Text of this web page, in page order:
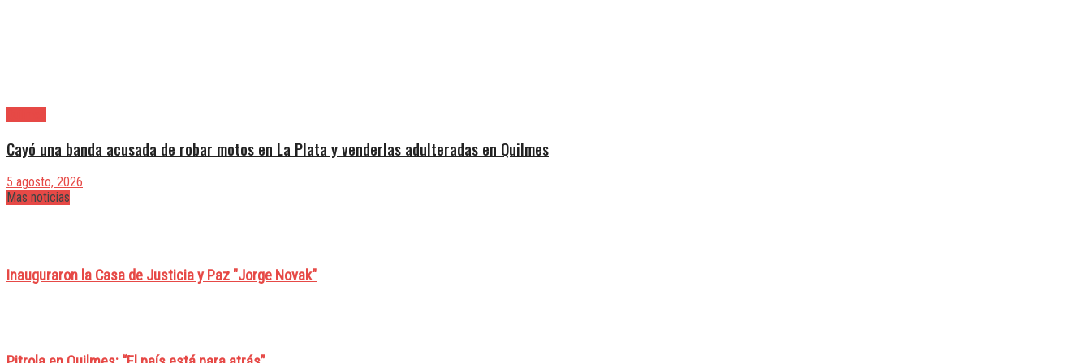
Cayó una banda acusada de robar motos en La Plata y venderlas adulteradas en Quilmes
5 agosto, 2026
Mas noticias
Inauguraron la Casa de Justicia y Paz "Jorge Novak"